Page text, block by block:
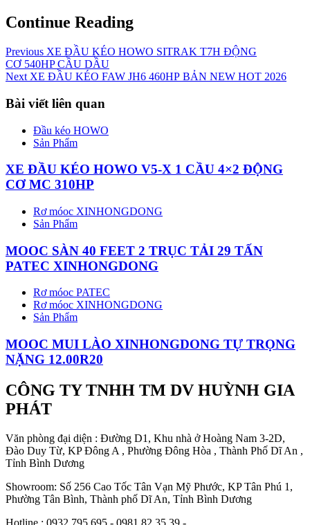
Continue Reading
Previous XE ĐẦU KÉO HOWO SITRAK T7H ĐỘNG
CƠ 540HP CẦU DẦU
Next XE ĐẦU KÉO FAW JH6 460HP BẢN NEW HOT 2026
Bài viết liên quan
Đầu kéo HOWO
Sản Phẩm
XE ĐẦU KÉO HOWO V5-X 1 CẦU 4×2 ĐỘNG
CƠ MC 310HP
Rơ móoc XINHONGDONG
Sản Phẩm
MOOC SÀN 40 FEET 2 TRỤC TẢI 29 TẤN
PATEC XINHONGDONG
Rơ móoc PATEC
Rơ móoc XINHONGDONG
Sản Phẩm
MOOC MUI LÀO XINHONGDONG TỰ TRỌNG
NẶNG 12.00R20
CÔNG TY TNHH TM DV HUỲNH GIA
PHÁT
Văn phòng đại diện : Đường D1, Khu nhà ở Hoàng Nam 3-2D,
Đào Duy Từ, KP Đông A , Phường Đông Hòa , Thành Phố Dĩ An ,
Tỉnh Bình Dương
Showroom: Số 256 Cao Tốc Tân Vạn Mỹ Phước, KP Tân Phú 1,
Phường Tân Bình, Thành phố Dĩ An, Tỉnh Bình Dương
Hotline : 0932.795.695 - 0981.82.35.39 -